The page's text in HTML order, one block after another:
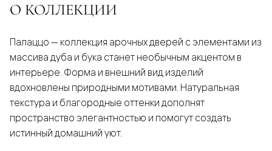
О КОЛЛЕКЦИИ
Палаццо — коллекция арочных дверей с элементами из
массива дуба и бука станет необычным акцентом в
интерьере. Форма и внешний вид изделий
вдохновлены природными мотивами. Натуральная
текстура и благородные оттенки дополнят
пространство элегантностью и помогут создать
истинный домашний уют.